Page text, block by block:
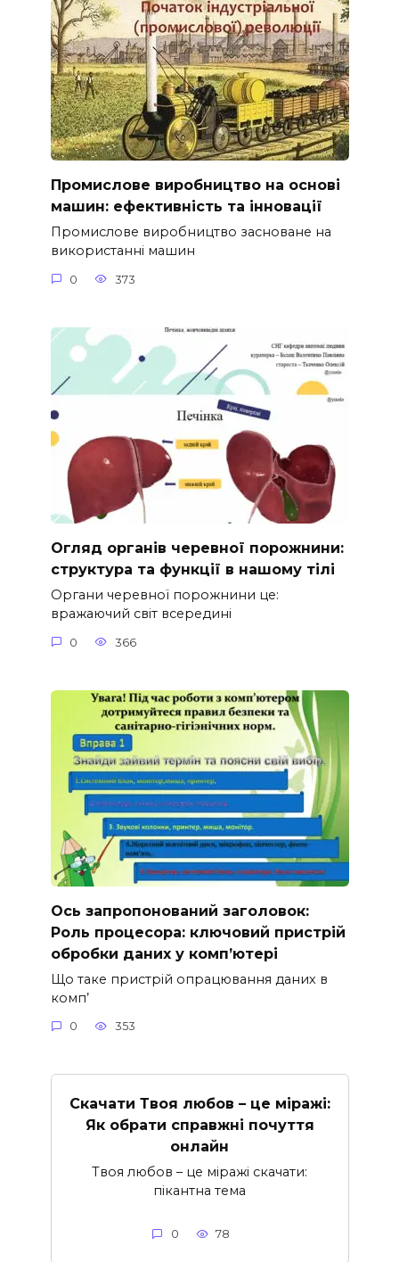
Промислове виробництво на основі
машин: ефективність та інновації
Промислове виробництво засноване на
використанні машин
0 373
Огляд органів черевної порожнини:
структура та функції в нашому тілі
Органи черевної порожнини це:
вражаючий світ всередині
0 366
Ось запропонований заголовок:
Роль процесора: ключовий пристрій
обробки даних у комп’ютері
Що таке пристрій опрацювання даних в
комп’
0 353
Скачати Твоя любов – це міражі:
Як обрати справжні почуття
онлайн
Твоя любов – це міражі скачати:
пікантна тема
0 78